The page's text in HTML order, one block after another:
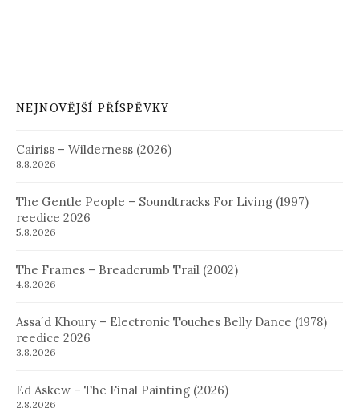
NEJNOVĚJŠÍ PŘÍSPĚVKY
Cairiss – Wilderness (2026)
8.8.2026
The Gentle People – Soundtracks For Living (1997)
reedice 2026
5.8.2026
The Frames – Breadcrumb Trail (2002)
4.8.2026
Assa´d Khoury – Electronic Touches Belly Dance (1978)
reedice 2026
3.8.2026
Ed Askew – The Final Painting (2026)
2.8.2026